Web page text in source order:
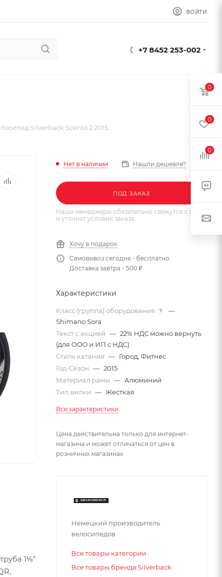
ВОЙТИ
+7 8452 253-002
Silverback Scento 2 2015
1⅛”
Нет в наличии Нашли дешевле?
ПОД ЗАКАЗ
Наши менеджеры обязательно свяжутся с вами
и уточнят условия заказа
Хочу в подарок
Самовывоз сегодня - бесплатно
Доставка завтра - 500 ₽
Характеристики
Класс (группа) оборудования ?
—
Shimano Sora
Текст с акцией — 22% НДС можно вернуть
(для ООО и ИП с НДС)
Стиль катания — Город, Фитнес
Год-Сезон — 2015
Материал рамы — Алюминий
Тип вилки — Жесткая
Все характеристики
Цена действительна только для интернет-
магазина и может отличаться от цен в
розничных магазинах
Немецкий производитель
велосипедов
Все товары категории
Все товары бренда Silverback
0
0
0